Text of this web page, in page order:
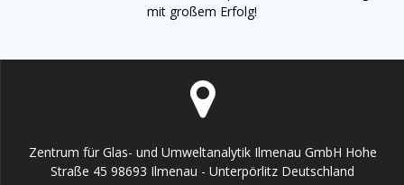
mit großem Erfolg!
Zentrum für Glas- und Umweltanalytik Ilmenau GmbH Hohe
Straße 45 98693 Ilmenau - Unterpörlitz Deutschland